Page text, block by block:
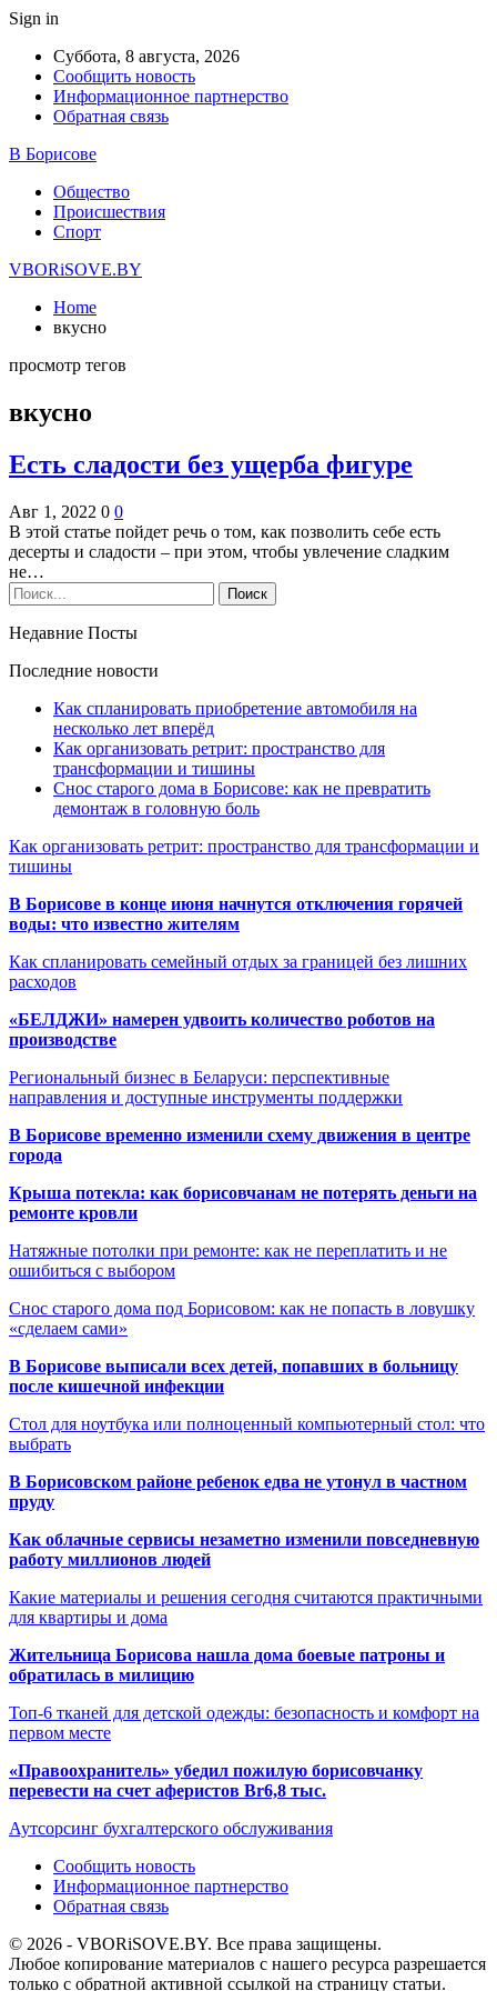
Sign in
Суббота, 8 августа, 2026
Сообщить новость
Информационное партнерство
Обратная связь
В Борисове
Общество
Происшествия
Спорт
VBORiSOVE.BY
Home
вкусно
просмотр тегов
вкусно
Есть сладости без ущерба фигуре
Авг 1, 2022 0 0
В этой статье пойдет речь о том, как позволить себе есть
десерты и сладости – при этом, чтобы увлечение сладким
не…
Недавние Посты
Последние новости
Как спланировать приобретение автомобиля на
несколько лет вперёд
Как организовать ретрит: пространство для
трансформации и тишины
Снос старого дома в Борисове: как не превратить
демонтаж в головную боль
Как организовать ретрит: пространство для трансформации и
тишины
В Борисове в конце июня начнутся отключения горячей
воды: что известно жителям
Как спланировать семейный отдых за границей без лишних
расходов
«БЕЛДЖИ» намерен удвоить количество роботов на
производстве
Региональный бизнес в Беларуси: перспективные
направления и доступные инструменты поддержки
В Борисове временно изменили схему движения в центре
города
Крыша потекла: как борисовчанам не потерять деньги на
ремонте кровли
Натяжные потолки при ремонте: как не переплатить и не
ошибиться с выбором
Снос старого дома под Борисовом: как не попасть в ловушку
«сделаем сами»
В Борисове выписали всех детей, попавших в больницу
после кишечной инфекции
Стол для ноутбука или полноценный компьютерный стол: что
выбрать
В Борисовском районе ребенок едва не утонул в частном
пруду
Как облачные сервисы незаметно изменили повседневную
работу миллионов людей
Какие материалы и решения сегодня считаются практичными
для квартиры и дома
Жительница Борисова нашла дома боевые патроны и
обратилась в милицию
Топ-6 тканей для детской одежды: безопасность и комфорт на
первом месте
«Правоохранитель» убедил пожилую борисовчанку
перевести на счет аферистов Br6,8 тыс.
Аутсорсинг бухгалтерского обслуживания
Сообщить новость
Информационное партнерство
Обратная связь
© 2026 - VBORiSOVE.BY. Все права защищены.
Любое копирование материалов с нашего ресурса разрешается
только с обратной активной ссылкой на страницу статьи.